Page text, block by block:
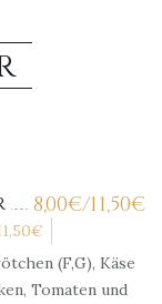
8,00€/11,50€
€
(F,G), Käse
Tomaten und